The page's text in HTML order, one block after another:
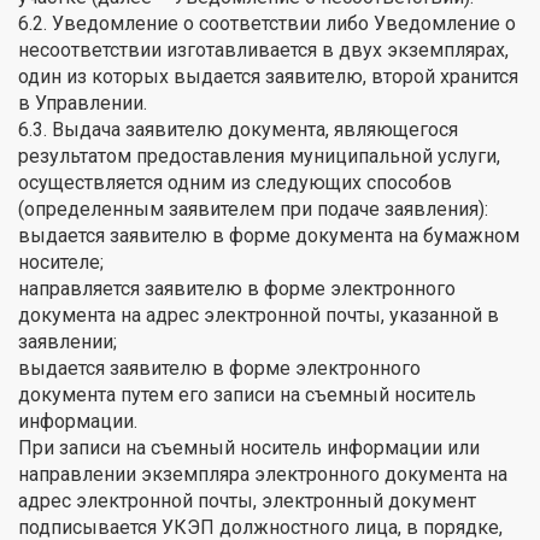
6.2. Уведомление о соответствии либо Уведомление о
несоответствии изготавливается в двух экземплярах,
один из которых выдается заявителю, второй хранится
в Управлении.
6.3. Выдача заявителю документа, являющегося
результатом предоставления муниципальной услуги,
осуществляется одним из следующих способов
(определенным заявителем при подаче заявления):
выдается заявителю в форме документа на бумажном
носителе;
направляется заявителю в форме электронного
документа на адрес электронной почты, указанной в
заявлении;
выдается заявителю в форме электронного
документа путем его записи на съемный носитель
информации.
При записи на съемный носитель информации или
направлении экземпляра электронного документа на
адрес электронной почты, электронный документ
подписывается УКЭП должностного лица, в порядке,